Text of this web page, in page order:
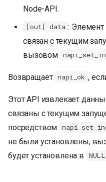
Node-API.
[out] data :
связан с текущим
вызовом
Возвращает napi_ok ,
Этот API извлекает
связаны с текущим
посредством
не были установлены,
будет установлена в NULL